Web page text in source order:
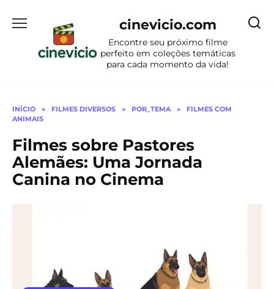
para
conteúdo
cinevicio.com
Encontre seu próximo filme
perfeito em coleções temáticas
para cada momento da vida!
INÍCIO » FILMES DIVERSOS » POR_TEMA »
FILMES COM
ANIMAIS
Filmes sobre Pastores
Alemães: Uma Jornada
Canina no Cinema